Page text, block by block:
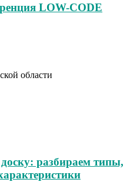
LOW-CODE
области
разбираем типы,